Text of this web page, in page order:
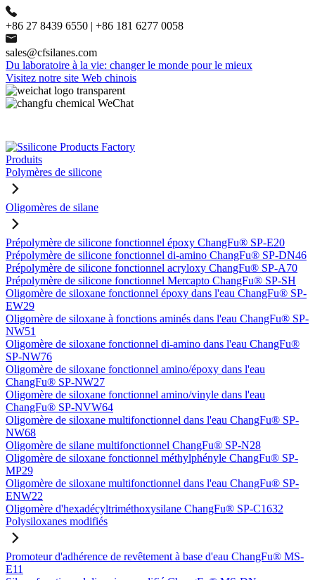
+86 27 8439 6550 | +86 181 6277 0058
sales@cfsilanes.com
Du laboratoire à la vie: changer le monde pour le mieux
Visitez notre site Web chinois
Produits
Polymères de silicone
Oligomères de silane
Prépolymère de silicone fonctionnel époxy ChangFu® SP-E20
Prépolymère de silicone fonctionnel di-amino ChangFu® SP-DN46
Prépolymère de silicone fonctionnel acryloxy ChangFu® SP-A70
Prépolymère de silicone fonctionnel Mercapto ChangFu® SP-SH
Oligomère de siloxane fonctionnel époxy dans l'eau ChangFu® SP-
EW29
Oligomère de siloxane à fonctions aminés dans l'eau ChangFu® SP-
NW51
Oligomère de siloxane fonctionnel di-amino dans l'eau ChangFu®
SP-NW76
Oligomère de siloxane fonctionnel amino/époxy dans l'eau
ChangFu® SP-NW27
Oligomère de siloxane fonctionnel amino/vinyle dans l'eau
ChangFu® SP-NVW64
Oligomère de siloxane multifonctionnel dans l'eau ChangFu® SP-
NW68
Oligomère de silane multifonctionnel ChangFu® SP-N28
Oligomère de siloxane fonctionnel méthylphényle ChangFu® SP-
MP29
Oligomère de siloxane multifonctionnel dans l'eau ChangFu® SP-
ENW22
Oligomère d'hexadécyltriméthoxysilane ChangFu® SP-C1632
Polysiloxanes modifiés
Promoteur d'adhérence de revêtement à base d'eau ChangFu® MS-
E11